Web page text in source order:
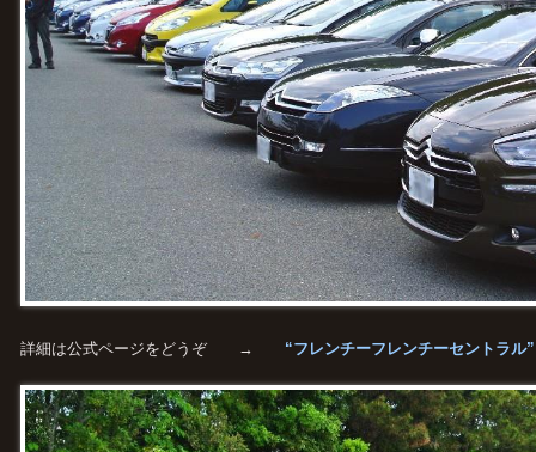
詳細は公式ページをどうぞ → “フレンチーフレンチーセントラ